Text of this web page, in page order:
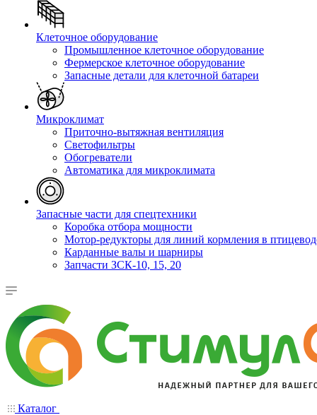
Клеточное оборудование
Промышленное клеточное оборудование
Фермерское клеточное оборудование
Запасные детали для клеточной батареи
Микроклимат
Приточно-вытяжная вентиляция
Светофильтры
Обогреватели
Автоматика для микроклимата
Запасные части для спецтехники
Коробка отбора мощности
Мотор-редукторы для линий кормления в
Карданные валы и шарниры
Запчасти ЗСК-10, 15, 20
Каталог